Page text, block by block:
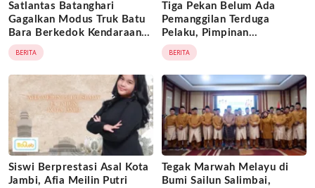
Satlantas Batanghari
Gagalkan Modus Truk Batu
Bara Berkedok Kendaraan
Ekspedisi, Celah
Pengawasan Diduga
Dimanfaatkan Oknum
BERITA
Tiga Pekan Belum Ada
Pemanggilan Terduga
Pelaku, Pimpinan
Tajam24jam.com Minta
Atensi Langsung Kapolda
Jambi
BERITA
Siswi Berprestasi Asal Kota
Jambi, Afia Meilin Putri
Tegak Marwah Melayu di
Bumi Sailun Salimbai,